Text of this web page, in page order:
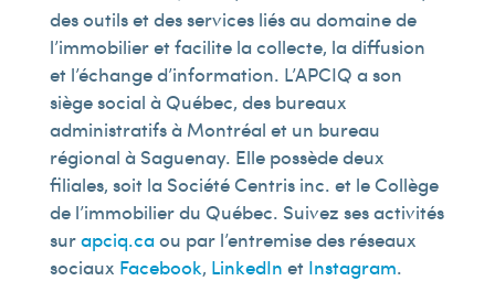
des outils et des services liés au domaine de
l’immobilier et facilite la collecte, la diffusion
et l’échange d’information. L’APCIQ a son
siège social à Québec, des bureaux
administratifs à Montréal et un bureau
régional à Saguenay. Elle possède deux
filiales, soit la Société Centris inc. et le Collège
de l’immobilier du Québec. Suivez ses activités
surapciq.caou par l’entremise des réseaux
sociaux Facebook, LinkedIn et Instagram.